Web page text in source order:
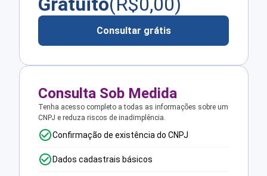
Consultar grátis
Consulta Sob Medida
Tenha acesso completo a todas as informações sobre um
CNPJ e reduza riscos de inadimplência.
Confirmação de existência do CNPJ
Dados cadastrais básicos